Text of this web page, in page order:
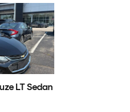
LT Sedan